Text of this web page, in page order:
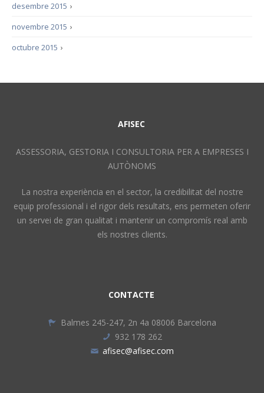
›
desembre 2015
›
novembre 2015
›
octubre 2015
AFISEC
ASSESSORIA, GESTORIA I CONSULTORIA PER A EMPRESES I
AUTÒNOMS
La nostra experiència en el sector, la credibilitat del nostre
equip professional i el rigor dels resultats, ens permeten oferir
un servei de gran qualitat i mantenir un compromís real amb
els nostres clients.
CONTACTE
Balmes 245-247, 2n 4a 08006 Barcelona
932 178 262
afisec@afisec.com